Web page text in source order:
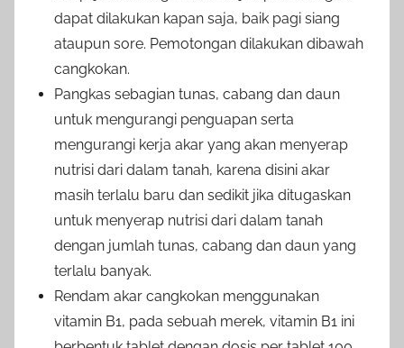
dapat dilakukan kapan saja, baik pagi siang
ataupun sore. Pemotongan dilakukan dibawah
cangkokan.
Pangkas sebagian tunas, cabang dan daun
untuk mengurangi penguapan serta
mengurangi kerja akar yang akan menyerap
nutrisi dari dalam tanah, karena disini akar
masih terlalu baru dan sedikit jika ditugaskan
untuk menyerap nutrisi dari dalam tanah
dengan jumlah tunas, cabang dan daun yang
terlalu banyak.
Rendam akar cangkokan menggunakan
vitamin B1, pada sebuah merek, vitamin B1 ini